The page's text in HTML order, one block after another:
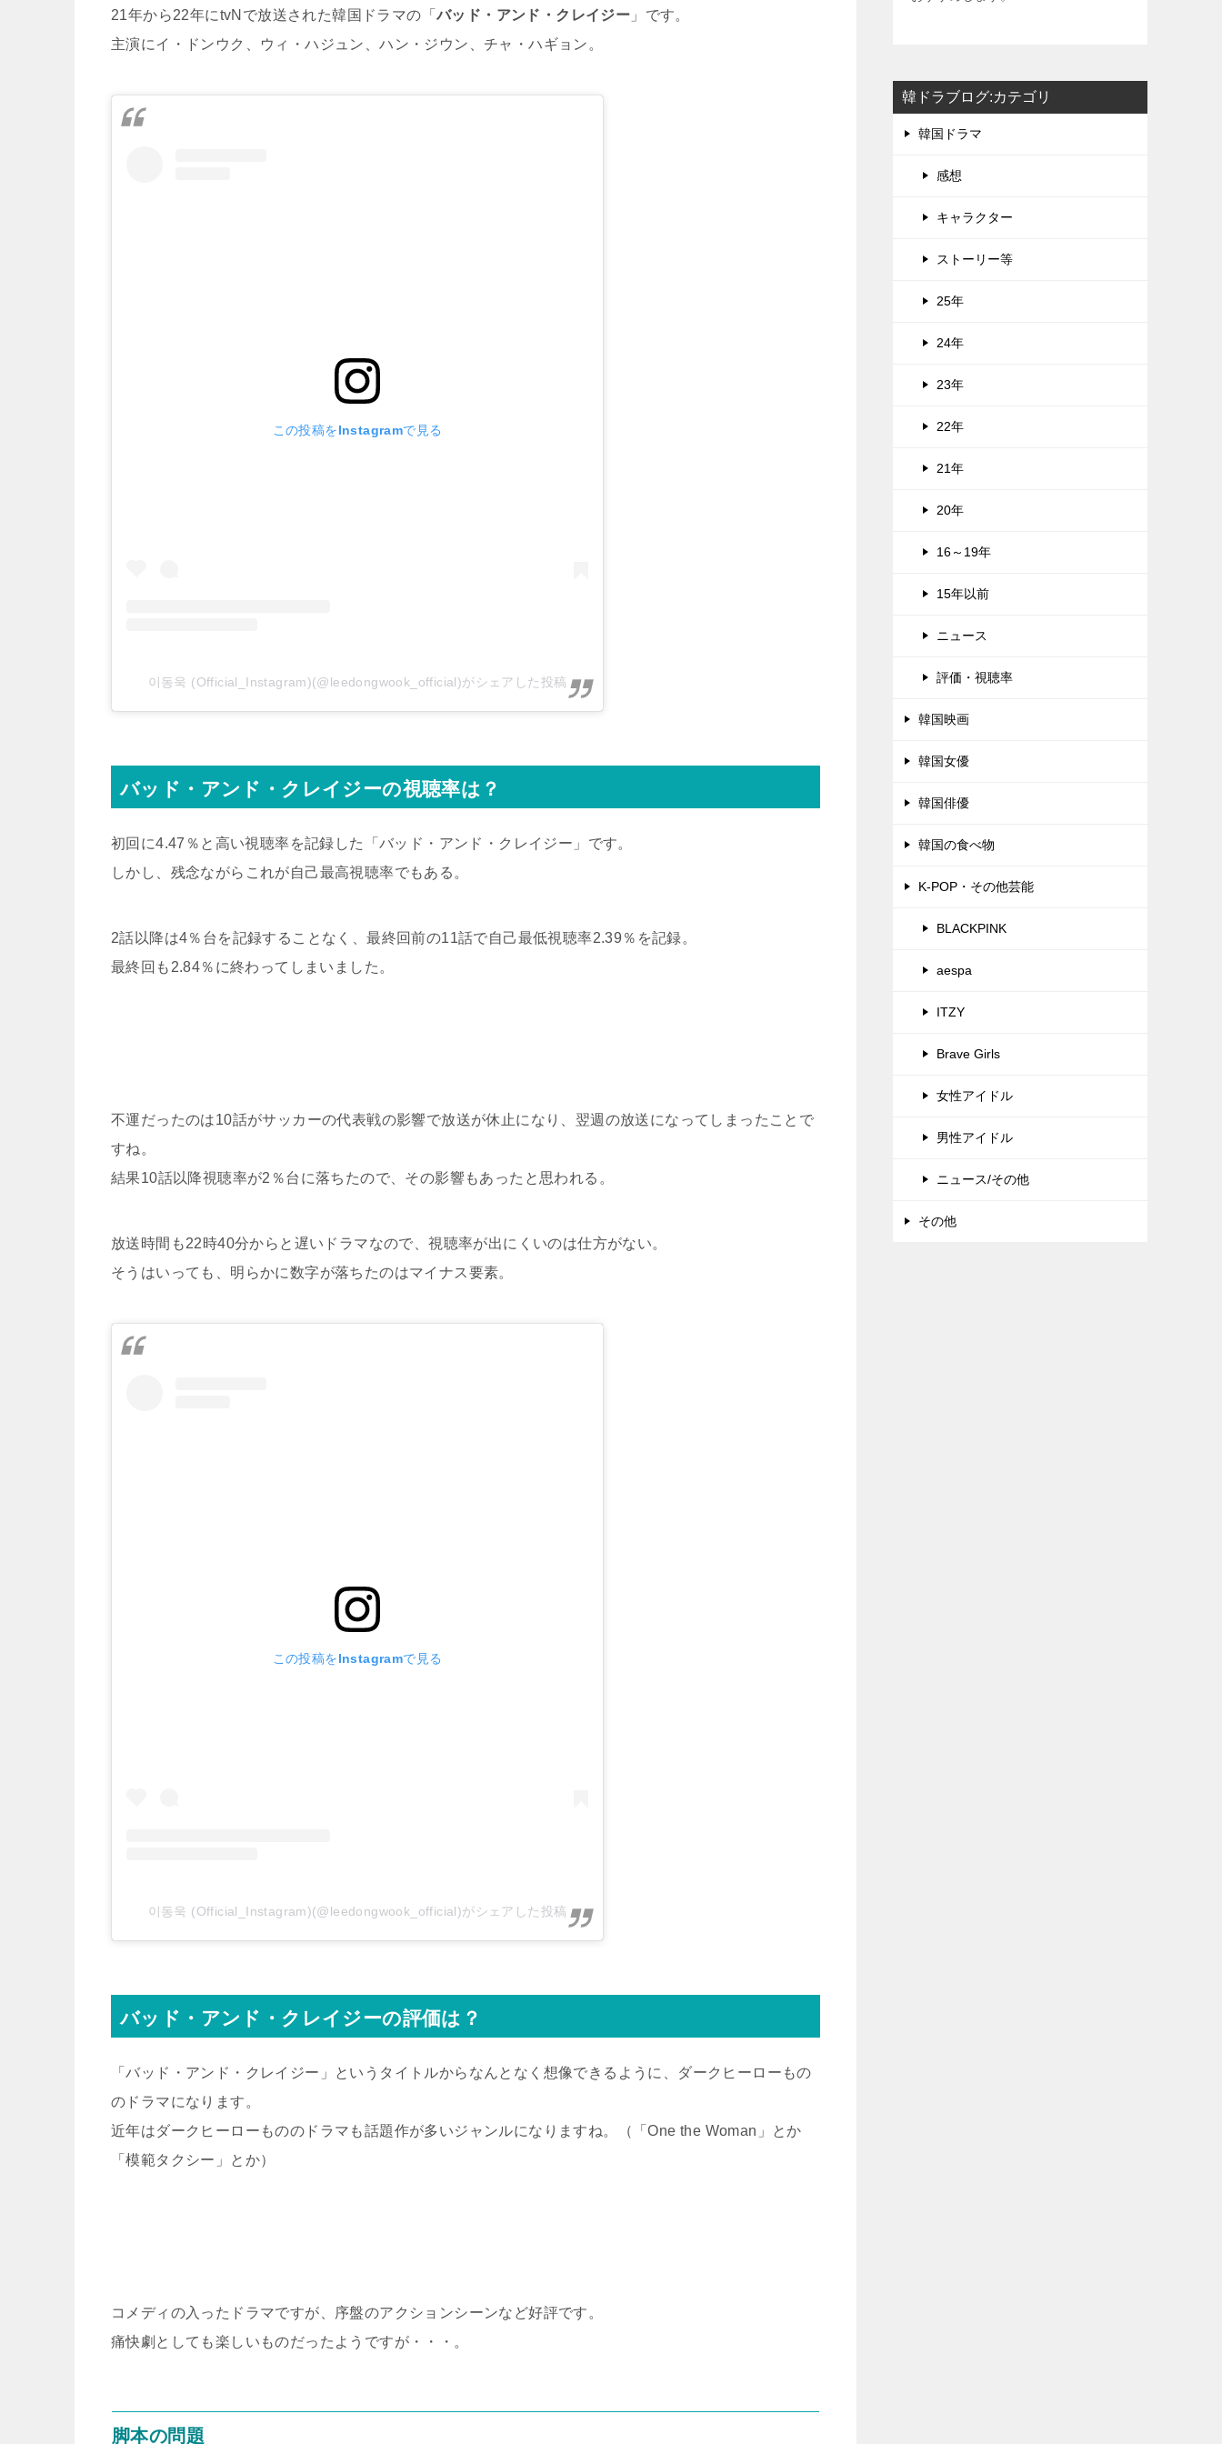
21年から22年にtvNで放送された韓国ドラマの「 バッド・アンド・クレイジー 」です。
主演にイ・ドンウク、ウィ・ハジュン、ハン・ジウン、チャ・ハギョン。
この投稿をInstagramで見る
이동욱 (Official_Instagram)(@leedongwook_official)がシェアした投稿
バッド・アンド・クレイジーの視聴率は？
初回に4.47％と高い視聴率を記録した「バッド・アンド・クレイジー」です。
しかし、残念ながらこれが自己最高視聴率でもある。
2話以降は4％台を記録することなく、最終回前の11話で自己最低視聴率2.39％を記録。
最終回も2.84％に終わってしまいました。
不運だったのは10話がサッカーの代表戦の影響で放送が休止になり、翌週の放送になってしまったことで
すね。
結果10話以降視聴率が2％台に落ちたので、その影響もあったと思われる。
放送時間も22時40分からと遅いドラマなので、視聴率が出にくいのは仕方がない。
そうはいっても、明らかに数字が落ちたのはマイナス要素。
この投稿をInstagramで見る
이동욱 (Official_Instagram)(@leedongwook_official)がシェアした投稿
バッド・アンド・クレイジーの評価は？
「バッド・アンド・クレイジー」というタイトルからなんとなく想像できるように、ダークヒーローもの
のドラマになります。
近年はダークヒーローもののドラマも話題作が多いジャンルになりますね。（「One the Woman」とか
「模範タクシー」とか）
コメディの入ったドラマですが、序盤のアクションシーンなど好評です。
痛快劇としても楽しいものだったようですが・・・。
脚本の問題
韓ドラブログ:カテゴリ
韓国ドラマ
感想
キャラクター
ストーリー等
25年
24年
23年
22年
21年
20年
16～19年
15年以前
ニュース
評価・視聴率
韓国映画
韓国女優
韓国俳優
韓国の食べ物
K-POP・その他芸能
BLACKPINK
aespa
ITZY
Brave Girls
女性アイドル
男性アイドル
ニュース/その他
その他